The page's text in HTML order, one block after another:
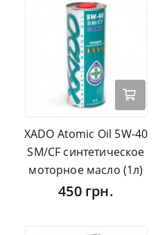
XADO Atomic Oil 5W-40
SM/CF синтетическое
моторное масло (1л)
450 грн.